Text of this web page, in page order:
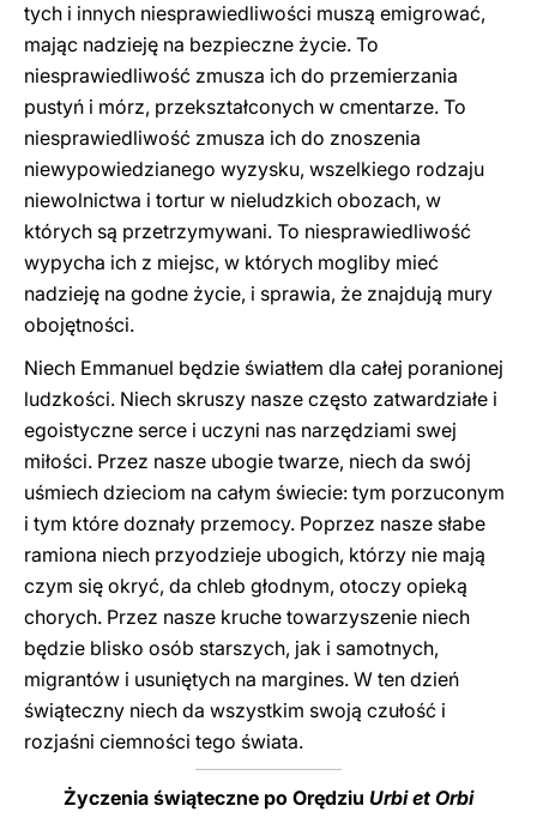
tych i innych niesprawiedliwości muszą emigrować,
mając nadzieję na bezpieczne życie. To
niesprawiedliwość zmusza ich do przemierzania
pustyń i mórz, przekształconych w cmentarze. To
niesprawiedliwość zmusza ich do znoszenia
niewypowiedzianego wyzysku, wszelkiego rodzaju
niewolnictwa i tortur w nieludzkich obozach, w
których są przetrzymywani. To niesprawiedliwość
wypycha ich z miejsc, w których mogliby mieć
nadzieję na godne życie, i sprawia, że ​​znajdują mury
obojętności.
Niech Emmanuel będzie światłem dla całej poranionej
ludzkości. Niech skruszy nasze często zatwardziałe i
egoistyczne serce i uczyni nas narzędziami swej
miłości. Przez nasze ubogie twarze, niech da swój
uśmiech dzieciom na całym świecie: tym porzuconym
i tym które doznały przemocy. Poprzez nasze słabe
ramiona niech przyodzieje ubogich, którzy nie mają
czym się okryć, da chleb głodnym, otoczy opieką
chorych. Przez nasze kruche towarzyszenie niech
będzie blisko osób starszych, jak i samotnych,
migrantów i usuniętych na margines. W ten dzień
świąteczny niech da wszystkim swoją czułość i
rozjaśni ciemności tego świata.
Życzenia świąteczne po Orędziu Urbi et Orbi